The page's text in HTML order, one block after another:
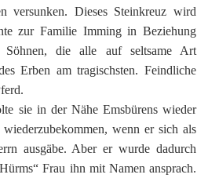
versunken. Dieses Steinkreuz wird
zur Familie Imming in Beziehung
die alle auf seltsame Art
Erben am tragischsten. Feindliche
sie in der Nähe Emsbürens wieder
wenn er sich als
ausgäbe. Aber er wurde dadurch
Frau ihn mit Namen ansprach.